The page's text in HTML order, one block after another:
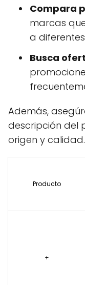
Compara
marcas
a
Busca
Además,
descripción del
origen y calidad.
Producto
+